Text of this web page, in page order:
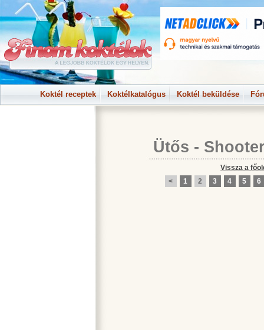
Koktél receptek Koktélkatalógus Koktél beküldése
Ütős -
Vissza a
<
1 2 3 4 5 6